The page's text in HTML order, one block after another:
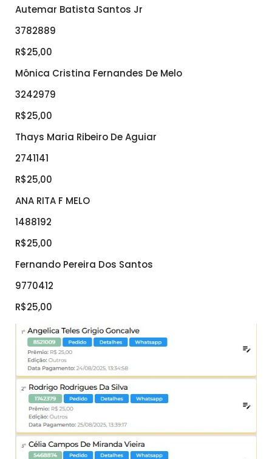
Autemar Batista Santos Jr
3782889
R$25,00
Mônica Cristina Fernandes De Melo
3242979
R$25,00
Thays Maria Ribeiro De Aguiar
2741141
R$25,00
ANA RITA F MELO
1488192
R$25,00
Fernando Pereira Dos Santos
9770412
R$25,00